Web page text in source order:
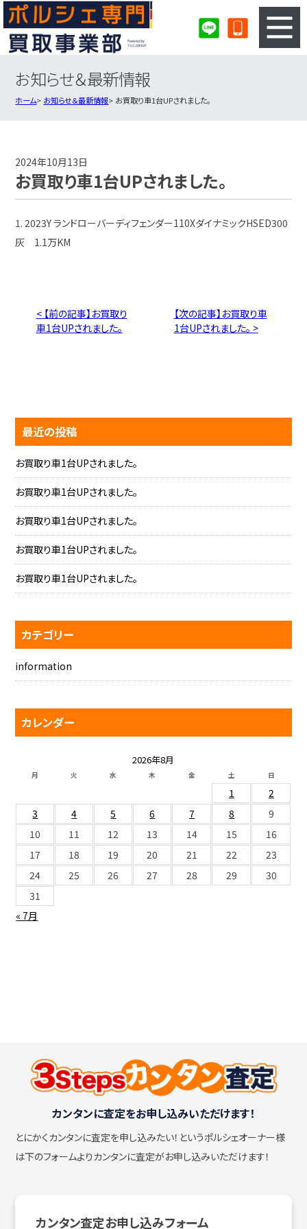
3ステップのカンタン査定
ポルシェ買取実績
お知らせ＆最新情報
ホーム お知らせ＆最新情報 お買取り車1台UPされました。
2024年10月13日
お買取り車1台UPされました。
1. 2023Y ランドローバーディフェンダー110XダイナミックHSED300
灰 1.1万KM
< 【前の記事】お買取り
車1台UPされました。
【次の記事】お買取り車
1台UPされました。 >
最近の投稿
お買取り車1台UPされました。
お買取り車1台UPされました。
お買取り車1台UPされました。
お買取り車1台UPされました。
お買取り車1台UPされました。
カテゴリー
information
カレンダー
2026年8月
月 火 水 木 金 土 日
« 7月
1
2
3
4 5 6 7 8
9
10
11 12 13 14 15
16
17
18 19 20 21 22
23
24
25 26 27 28 29
30
31
カンタンに査定をお申し込みいただけます！
とにかくカンタンに査定を申し込みたい！ というポルシェオーナー様
は下のフォームよりカンタンに査定がお申し込みいただけます！
カンタン査定お申し込みフォーム